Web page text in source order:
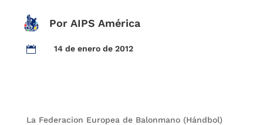
Por AIPS América
 14 de enero de 2012
La Federacion Europea de Balonmano (Hándbol)